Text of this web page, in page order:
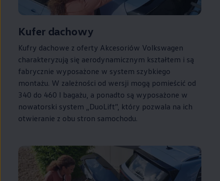
Kufer dachowy
Kufry dachowe z oferty Akcesoriów Volkswagen
charakteryzują się aerodynamicznym kształtem i są
fabrycznie wyposażone w system szybkiego
montażu. W zależności od wersji mogą pomieścić od
340 do 460 l bagażu, a ponadto są wyposażone w
nowatorski system „DuoLift”, który pozwala na ich
otwieranie z obu stron samochodu.